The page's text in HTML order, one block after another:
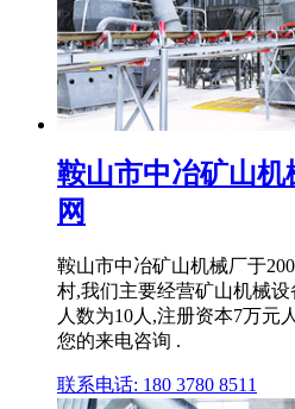
鞍山市中冶矿山
网
鞍山市中冶矿山机械厂于
村,我们主要经营矿山机械
人数为10人,注册资本7万元
您的来电咨询 .
联系电话: 180 3780 8511